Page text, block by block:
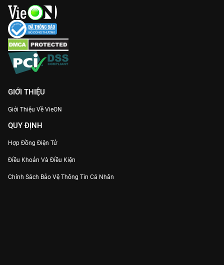
GIỚI THIỆU
Giới Thiệu Về VieON
QUY ĐỊNH
Hợp Đồng Điện Tử
Điều Khoản Và Điều Kiện
Chính Sách Bảo Vệ Thông Tin Cá Nhân